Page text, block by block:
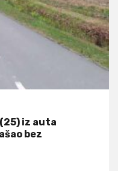
iz auta
bez